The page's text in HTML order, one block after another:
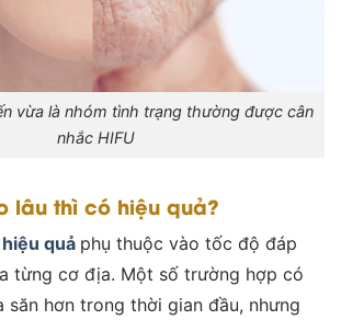
vừa là nhóm tình trạng thường được cân
nhắc HIFU
lâu thì có hiệu quả?
hiệu quả phụ thuộc vào tốc độ đáp
từng cơ địa. Một số trường hợp có
săn hơn trong thời gian đầu, nhưng